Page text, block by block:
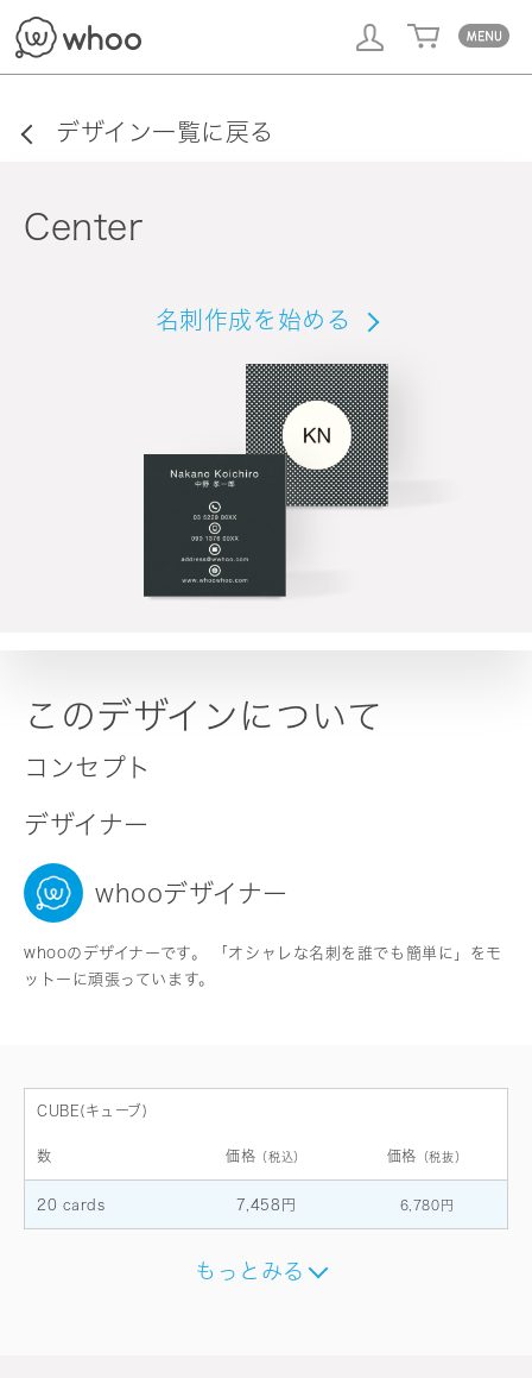
デザイン一覧に戻る
Center
名刺作成を始める
このデザインについて
コンセプト
デザイナー
whooデザイナー
whooのデザイナーです。 「オシャレな名刺を誰でも簡単に」をモ
ットーに頑張っています。
CUBE(キューブ)
数 価格 （税込） 価格 （税抜）
20 cards 7,458円 6,780円
もっとみる